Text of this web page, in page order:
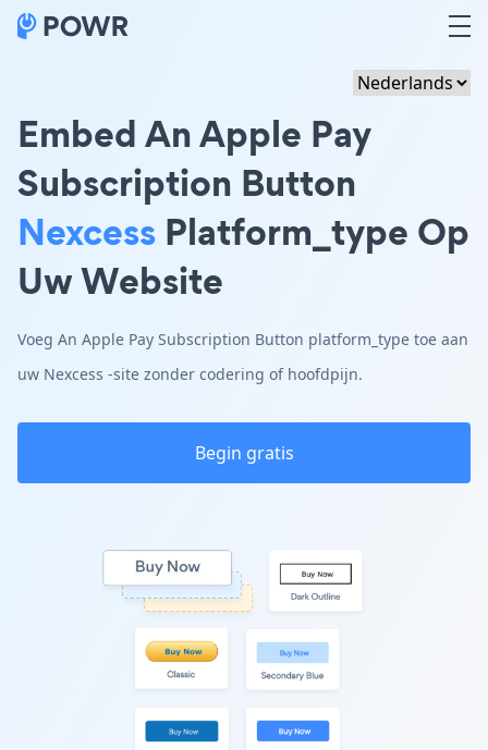
Embed An Apple Pay
Subscription Button
Nexcess Platform_type Op
Uw Website
Voeg An Apple Pay Subscription Button platform_type toe aan
uw Nexcess -site zonder codering of hoofdpijn.
Begin gratis